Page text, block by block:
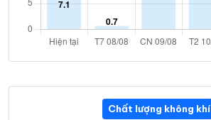
Chất lượng không khí